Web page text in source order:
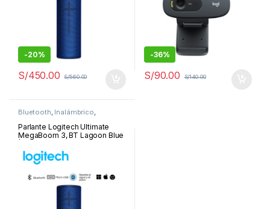
-20%
S/450.00 S/560.00
-36%
S/90.00 S/140.00
Bluetooth, Inalámbrico,
Periféricos y
Accesorios
Parlante Logitech Ultimate
MegaBoom 3, BT Lagoon Blue